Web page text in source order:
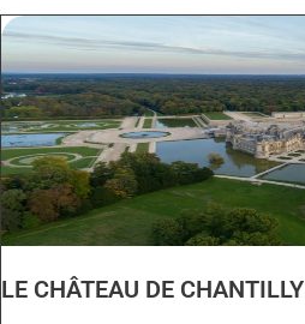
LE CHÂTEAU DE CHANTILLY